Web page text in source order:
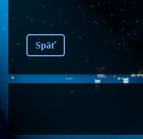
Späť